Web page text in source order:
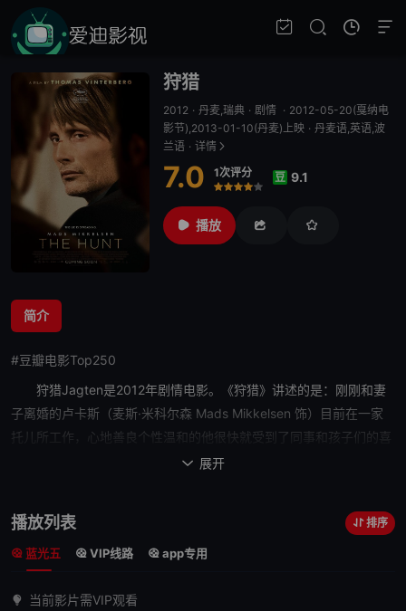
狩猎
2012 · 丹麦,瑞典 · 剧情 · 2012-05-20(戛纳电
影节),2013-01-10(丹麦)上映 · 丹麦语,英语,波
兰语 · 详情
7.0 1次评分
很差
较差
还行推荐力荐
豆 9.1
播放
简介
#豆瓣电影Top250
狩猎Jagten是2012年剧情电影。《狩猎》讲述的是：刚刚和妻
子离婚的卢卡斯（麦斯·米科尔森 Mads Mikkelsen 饰）目前在一家
托儿所工作，心地善良个性温和的他很快就受到了同事和孩子们的喜
爱，其中，一个名叫卡拉（安妮卡·韦德科普 Annika Wedderkopp
推向了风口浪尖。卡拉报复性的谎言让卢卡斯背负起了性侵女童的罪
名，一时间，这个好好先生成为了整个小镇排挤和压迫的对象。好友
溃，而当小小的卡拉吐露真相
 展开
播放列表 排序
蓝光五 VIP线路 app专用
当前影片需VIP观看